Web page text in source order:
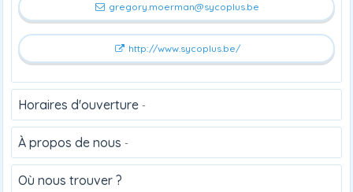
gregory.moerman@sycoplus.be
http://www.sycoplus.be/
Horaires d'ouverture -
À propos de nous -
Où nous trouver ?